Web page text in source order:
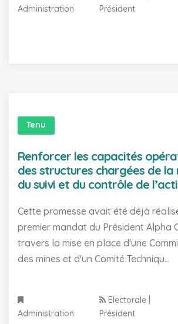
Administration
Président
Tenu
Renforcer les capacités
des structures chargées de
du suivi et du contrôle de
Cette promesse avait été déjà
premier mandat du Président Alpha
travers la mise en place d'une
des mines et d'un Comité Techniqu...
Administration
Electorale |
Président